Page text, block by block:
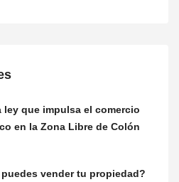
ley que impulsa el comercio
en la Zona Libre de Colón
vender tu propiedad?